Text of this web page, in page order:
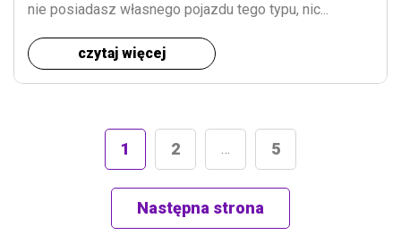
nie posiadasz własnego pojazdu tego typu, nic...
czytaj więcej
1 2 … 5
Następna strona